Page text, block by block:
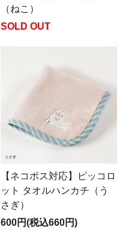
（ねこ）
SOLD OUT
【ネコポス対応】ピッコロ
ット タオルハンカチ（う
さぎ）
600円(税込660円)